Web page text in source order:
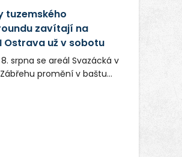
Trhy, co se hledají
více než čtyřicet
stánků s kvalitní
farmářskými produkty,
i řemeslnou tvorbou.
se mohou těšit nejen na
tuzemského
zavítají na
Ostrava už v sobotu
srpna se areál Svazácká v
promění v baštu